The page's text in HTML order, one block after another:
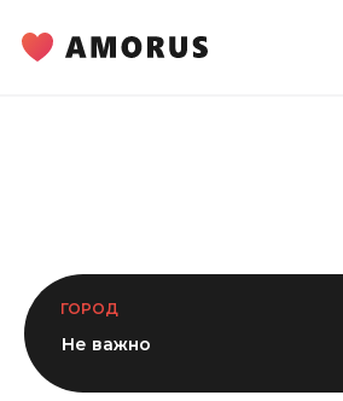
ГОРОД
Не важно